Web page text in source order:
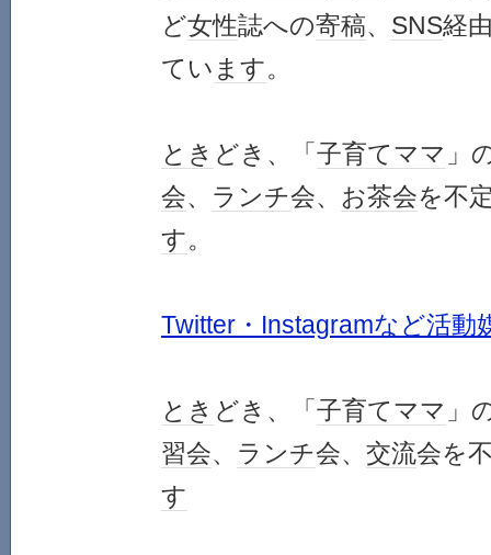
ど女性誌への寄稿、 SNS経
てい ます。
とき どき、「 子育てママ 」
会、 ランチ会、 お茶会を不
す。
Twitter・Instagramなど活動
とき どき、「 子育てママ 」
習会、 ランチ会、 交流会を
す